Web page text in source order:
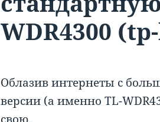
WDR4300
Облазив интернеты с
версии (а именно TL-
свою.